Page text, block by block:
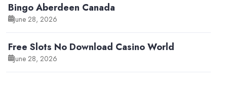
Bingo Aberdeen Canada
June 28, 2026
Free Slots No Download Casino World
June 28, 2026